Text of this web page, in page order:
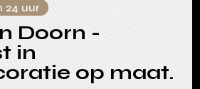
24 uur
Doorn -
in
op maat.